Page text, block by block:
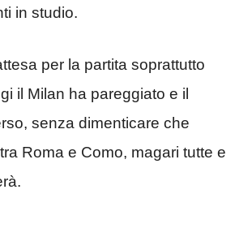
in studio.
per la partita soprattutto
il Milan ha pareggiato e il
senza dimenticare che
Roma e Como, magari tutte e